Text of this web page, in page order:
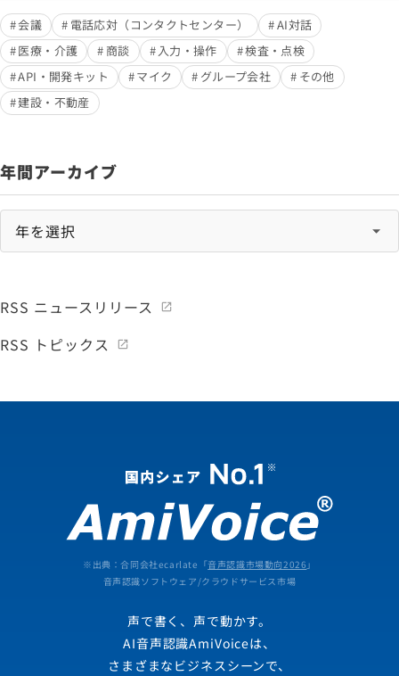
会議 電話応対（コンタクトセンター）
AI対話
医療・介護
商談 入力・操作
検査・点検
API・開発キット
マイク グループ会社
その他
建設・不動産
年間アーカイブ
RSS ニュースリリース
RSS トピックス
※出典：合同会社ecarlate「音声認識市場動向2026 」
音声認識ソフトウェア/クラウドサービス市場
声で書く、声で動かす。
AI音声認識AmiVoiceは、
さまざまなビジネスシーンで、